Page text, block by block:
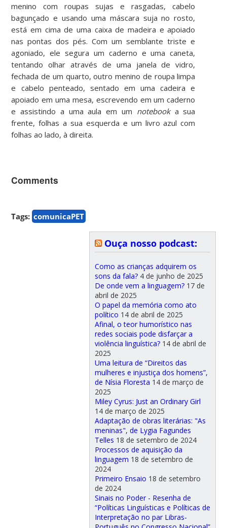
menino com roupas sujas e rasgadas, cabelo
bagunçado e usando uma máscara suja no rosto,
está em cima de uma caixa de madeira e apoiado
nas pontas dos pés. Com um semblante triste e
agoniado, ele segura um caderno e uma caneta,
tentando olhar através de uma janela de vidro,
fechada de um quarto, outro menino de roupa limpa
e cabelo penteado, sentado em uma cadeira e
apoiado em uma mesa, escrevendo em um caderno
e assistindo a uma aula em um notebooka sua
frente, folhas a sua esquerda e um livro azul com
folhas ao lado, à direita.
Comments
Tags: comunicaPET
Ouça nosso podcast:
Como as crianças adquirem os
sons da fala? 4 de junho de 2025
De onde vem a linguagem? 17 de
abril de 2025
O papel da memória como ato
político 14 de abril de 2025
Afinal, o teor humorístico nas
redes sociais pode disfarçar a
violência linguística? 14 de abril de
2025
Uma leitura de “Direitos das
mulheres e injustiça dos homens”,
de Nísia Floresta 14 de março de
2025
Miley Cyrus: Just an Ordinary Girl
14 de março de 2025
Adaptação de obras literárias: "As
meninas", de Lygia Fagundes
Telles 18 de setembro de 2024
Processos de aquisição da
linguagem 18 de setembro de
2024
Primeiro Ensaio 18 de setembro
de 2024
Sinais no Poder - Resenha de
“Políticas Linguísticas e Políticas de
Interpretação no par Libras-